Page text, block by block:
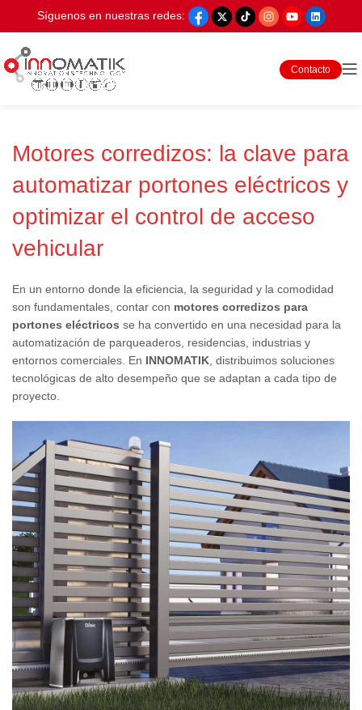
Síguenos en nuestras redes:
Contacto
Motores corredizos: la clave para
automatizar portones eléctricos y
optimizar el control de acceso
vehicular
En un entorno donde la eficiencia, la seguridad y la comodidad
son fundamentales, contar con motores corredizos para
portones eléctricos se ha convertido en una necesidad para la
automatización de parqueaderos, residencias, industrias y
entornos comerciales. En INNOMATIK , distribuimos soluciones
tecnológicas de alto desempeño que se adaptan a cada tipo de
proyecto.